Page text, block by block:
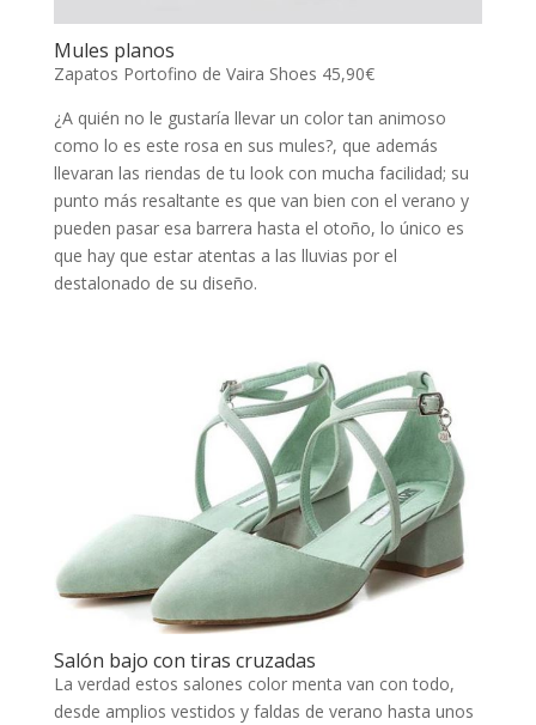
Mules planos
Zapatos Portofino de Vaira Shoes 45,90€
¿A quién no le gustaría llevar un color tan animoso
como lo es este rosa en sus mules?, que además
llevaran las riendas de tu look con mucha facilidad; su
punto más resaltante es que van bien con el verano y
pueden pasar esa barrera hasta el otoño, lo único es
que hay que estar atentas a las lluvias por el
destalonado de su diseño.
Salón bajo con tiras cruzadas
La verdad estos salones color menta van con todo,
desde amplios vestidos y faldas de verano hasta unos